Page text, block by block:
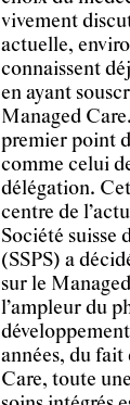
vivement
actuelle,
connaissent
en ayant
Managed
premier point
comme celui
délégation.
centre de
Société suisse
(SSPS) a
sur le
l’ampleur du
années, du fait
Care, toute